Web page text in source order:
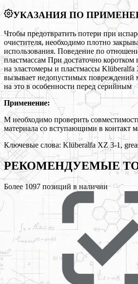
УКАЗАНИЯ ПО
Чтобы предотвратить потери при
очистителя, необходимо плотно
использования. Поведение по
пластмассам При достаточно коротком
на эластомеры и пластмассы
вызывает недопустимых повреждений
на это в особенности перед серийным
Применение:
М необходимо проверить
материала со вступающими в контакт
Ключевые слова: Klüberalfa XZ 3-1,
РЕКОМЕНДУЕМЫЕ
Более1097 позиций в наличии